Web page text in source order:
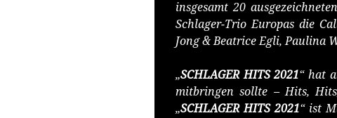
insgesamt 20
Schlager-Trio Europas die
Jong & Beatrice Egli, Paulina
„SCHLAGER HITS 2021“ hat
mitbringen sollte – Hits,
„SCHLAGER HITS 2021“ ist